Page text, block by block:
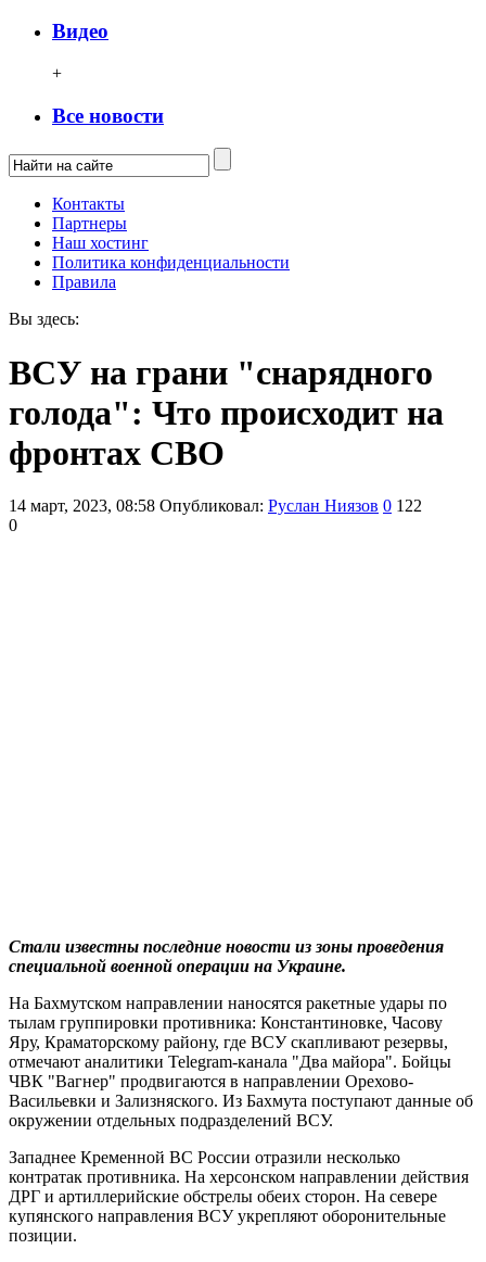
Видео
+
Все новости
Контакты
Партнеры
Наш хостинг
Политика конфиденциальности
Правила
Вы здесь:
ВСУ на грани "снарядного
голода": Что происходит на
фронтах СВО
14 март, 2023, 08:58 Опубликовал: Руслан Ниязов 0 122
0
Стали известны последние новости из зоны проведения
специальной военной операции на Украине.
На Бахмутском направлении наносятся ракетные удары по
тылам группировки противника: Константиновке, Часову
Яру, Краматорскому району, где ВСУ скапливают резервы,
отмечают аналитики Telegram-канала "Два майора". Бойцы
ЧВК "Вагнер" продвигаются в направлении Орехово-
Васильевки и Зализняского. Из Бахмута поступают данные об
окружении отдельных подразделений ВСУ.
Западнее Кременной ВС России отразили несколько
контратак противника. На херсонском направлении действия
ДРГ и артиллерийские обстрелы обеих сторон. На севере
купянского направления ВСУ укрепляют оборонительные
позиции.